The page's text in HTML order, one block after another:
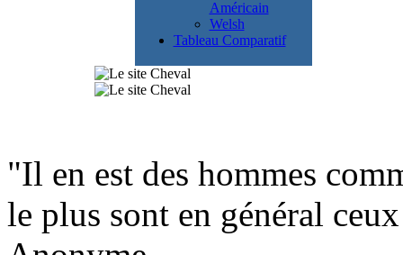
Américain
Welsh
Tableau Comparatif
"Il en est des hommes
le plus sont en général